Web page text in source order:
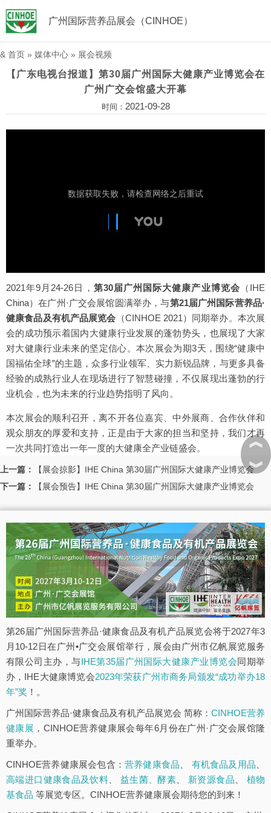
广州国际营养品展会（CINHOE）
& 首页 » 媒体中心 » 展会视频
【广东电视台报道】第30届广州国际大健康产业博览会在
广州广交会馆盛大开幕
时间： 2021-09-28
2021年9月24-26日， 第30届广州国际大健康产业博览会 （IHE
China）在广州·广交会展馆圆满举办，与第21届广州国际营养品·
健康食品及有机产品展览会 （CINHOE 2021）同期举办。本次展
会的成功预示着国内大健康行业发展的蓬勃势头，也展现了大家
对大健康行业未来的坚定信心。本次展会为期3天，围绕“健康中
国福佑全球”的主题，众多行业领军、实力新锐品牌，与更多具备
经验的成熟行业人在现场进行了智慧碰撞，不仅展现出蓬勃的行
业机会，也为未来的行业趋势指明了风向。
本次展会的顺利召开，离不开各位嘉宾、中外展商、合作伙伴和
观众朋友的厚爱和支持，正是由于大家的担当和坚持，我们才再
一次共同打造出一年一度的大健康全产业链盛会。
上一篇：
【展会掠影】IHE China 第30届广州国际大健康产业博览会
下一篇：
【展会预告】IHE China 第30届广州国际大健康产业博览会
第26届广州国际营养品·健康食品及有机产品展览会将于2027年3
月10-12日在广州•广交会展馆举行，展会由广州市亿帆展览服务
有限公司主办，与IHE第35届广州国际大健康产业博览会同期举
办，IHE大健康博览会2023年荣获广州市商务局颁发“成功举办18
年”奖 ！。
广州国际营养品·健康食品及有机产品展览会 简称： CINHOE营养
健康展 ，CINHOE营养健康展会每年6月份在广州·广交会展馆隆
重举办。
CINHOE营养健康展会包含： 营养健康食品 有机食品及用品
高端进口健康食品及饮料
益生菌、酵素 新资源食品
植物
基食品 等展览专区。CINHOE营养健康展会期待您的到来！
︽
︾